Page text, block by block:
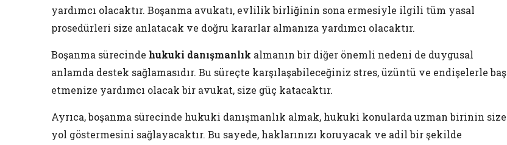
yardımcı olacaktır. Boşanma avukatı, evlilik birliğinin sona ermesiyle ilgili tüm yasal
prosedürleri size anlatacak ve doğru kararlar almanıza yardımcı olacaktır.
Boşanma sürecinde hukuki danışmanlık almanın bir diğer önemli nedeni de duygusal
anlamda destek sağlamasıdır. Bu süreçte karşılaşabileceğiniz stres, üzüntü ve endişelerle baş
etmenize yardımcı olacak bir avukat, size güç katacaktır.
Ayrıca, boşanma sürecinde hukuki danışmanlık almak, hukuki konularda uzman birinin size
yol göstermesini sağlayacaktır. Bu sayede, haklarınızı koruyacak ve adil bir şekilde